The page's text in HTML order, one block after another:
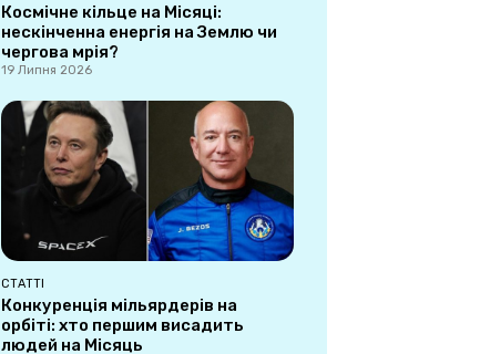
Космічне кільце на Місяці:
нескінченна енергія на Землю чи
чергова мрія?
19 Липня 2026
СТАТТІ
Конкуренція мільярдерів на
орбіті: хто першим висадить
людей на Місяць